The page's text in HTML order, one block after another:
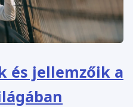
és jellemzőik a